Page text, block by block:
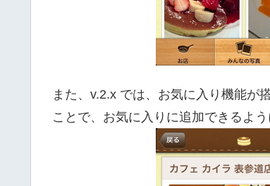
また、v.2.x では、お気に入り機能が
ことで、お気に入りに追加できるよう